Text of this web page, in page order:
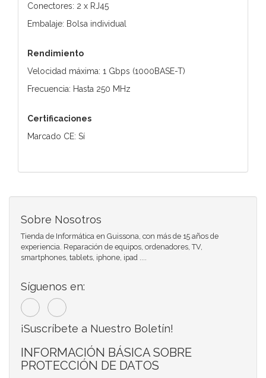
Conectores: 2 x RJ45
Embalaje: Bolsa individual
Rendimiento
Velocidad máxima: 1 Gbps (1000BASE-T)
Frecuencia: Hasta 250 MHz
Certificaciones
Marcado CE: Sí
Sobre Nosotros
Tienda de Informática en Guissona, con más de 15 años de
experiencia. Reparación de equipos, ordenadores, TV,
smartphones, tablets, iphone, ipad ....
Síguenos en:
¡Suscríbete a Nuestro Boletín!
INFORMACIÓN BÁSICA SOBRE
PROTECCIÓN DE DATOS